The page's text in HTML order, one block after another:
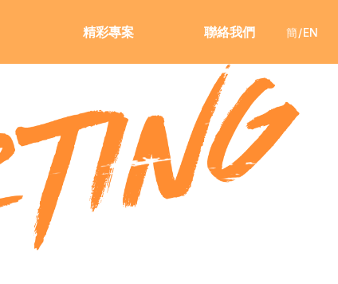
精彩專案 聯絡我們 簡/EN